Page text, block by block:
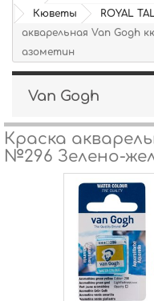
Кюветы
ROYAL
акварельная Van Gogh
азометин
Van Gogh
Краска
№296 Зелено-